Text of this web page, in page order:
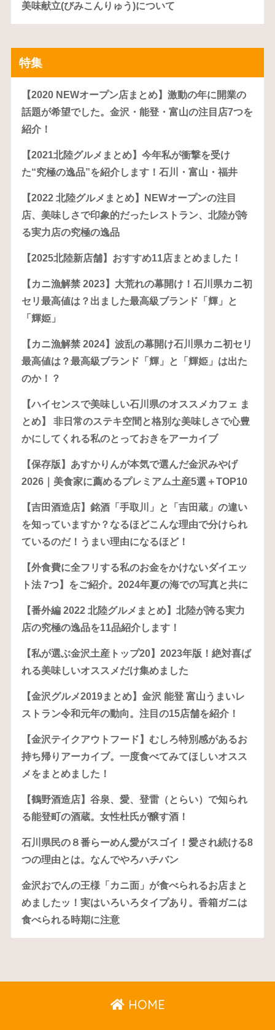
美味献立(びみこんりゅう)について
特集
【2020 NEWオープン店まとめ】激動の年に開業の
話題が希望でした。金沢・能登・富山の注目店7つを
紹介！
【2021北陸グルメまとめ】今年私が衝撃を受け
た“究極の逸品”を紹介します！石川・富山・福井
【2022 北陸グルメまとめ】NEWオープンの注目
店、美味しさで印象的だったレストラン、北陸が誇
る実力店の究極の逸品
【2025北陸新店舗】おすすめ11店まとめました！
【カニ漁解禁 2023】大荒れの幕開け！石川県カニ初
セリ最高値は？出ました最高級ブランド「輝」と
「輝姫」
【カニ漁解禁 2024】波乱の幕開け石川県カニ初セリ
最高値は？最高級ブランド「輝」と「輝姫」は出た
のか！？
【ハイセンスで美味しい石川県のオススメカフェ ま
とめ】 非日常のステキ空間と格別な美味しさで心豊
かにしてくれる私のとっておきをアーカイブ
【保存版】あすかりんが本気で選んだ金沢みやげ
2026｜美食家に薦めるプレミアム土産5選＋TOP10
【吉田酒造店】銘酒「手取川」と「吉田蔵」の違い
を知っていますか？なるほどこんな理由で分けられ
ているのだ！うまい理由になるほど！
【外食費に全フリする私のお金をかけないダイエッ
ト法 7つ】をご紹介。2024年夏の海での写真と共に
【番外編 2022 北陸グルメまとめ】北陸が誇る実力
店の究極の逸品を11品紹介します！
【私が選ぶ金沢土産トップ20】2023年版！絶対喜ば
れる美味しいオススメだけ集めました
【金沢グルメ2019まとめ】金沢 能登 富山うまいレ
ストラン令和元年の動向。注目の15店舗を紹介！
【金沢テイクアウトフード】むしろ特別感があるお
持ち帰りアーカイブ。一度食べてみてほしいオスス
メをまとめました！
【鶴野酒造店】谷泉、愛、登雷（とらい）で知られ
る能登町の酒蔵。女性杜氏が醸す酒！
石川県民の８番らーめん愛がスゴイ！愛され続ける8
つの理由とは。なんでやろハチバン
金沢おでんの王様「カニ面」が食べられるお店まと
めましたッ！実はいろいろタイプあり。香箱ガニは
食べられる時期に注意
HOME